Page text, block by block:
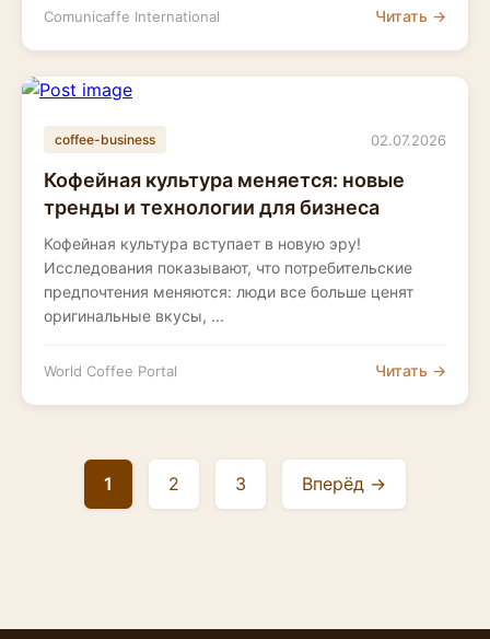
Comunicaffe International Читать →
coffee-business 02.07.2026
Кофейная культура меняется: новые
тренды и технологии для бизнеса
Кофейная культура вступает в новую эру!
Исследования показывают, что потребительские
предпочтения меняются: люди все больше ценят
оригинальные вкусы, ...
World Coffee Portal Читать →
1 2 3 Вперёд →